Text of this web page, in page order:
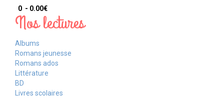
LECTURES
LIVRES NUMÉRIQUES
NOTRE LIBRAIRIE
LIVRES SCOLAIRES
0 - 0.00‎€
Nos lectures
Albums
Romans jeunesse
Romans ados
Littérature
BD
Livres scolaires